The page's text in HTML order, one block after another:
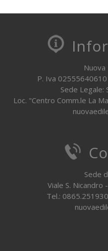
Nuova
P. Iva
Sede Legale:
Loc. "Centro Comm.le La
Sede
Viale S. Nicandro
Tel.: